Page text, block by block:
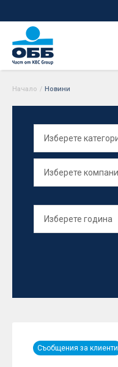
Начало / Новини
Съобщения за клиенти